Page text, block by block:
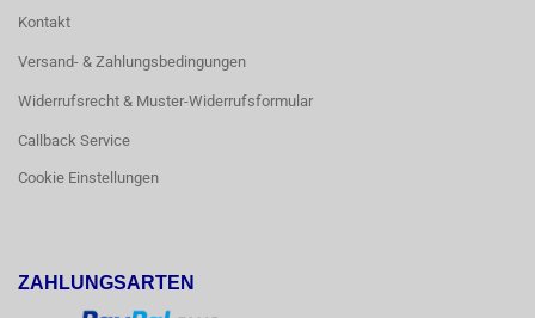
Kontakt
Versand- & Zahlungsbedingungen
Widerrufsrecht & Muster-Widerrufsformular
Callback Service
Cookie Einstellungen
ZAHLUNGSARTEN